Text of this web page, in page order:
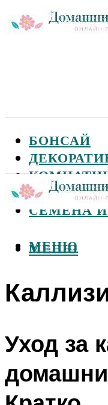
БОНСАЙ
САДОВЫЕ
СЕМЕНА
МЕНЮ
МЕНЮ
Уход за